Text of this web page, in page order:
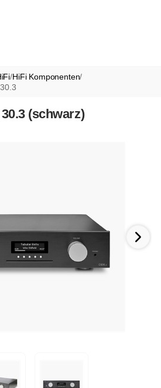
/HiFi Komponenten/
(schwarz)